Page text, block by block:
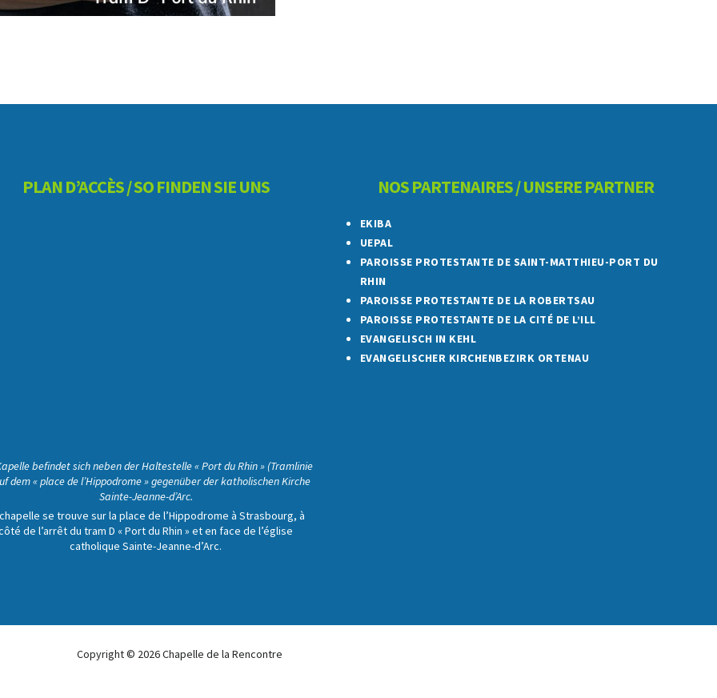
PLAN D’ACCÈS / SO FINDEN SIE UNS
befindet sich neben der Haltestelle « Port du Rhin » (Tramlinie
dem « place de l’Hippodrome » gegenüber der katholischen Kirche
Sainte-Jeanne-d’Arc.
se trouve sur la place de l’Hippodrome à Strasbourg, à
de l’arrêt du tram D « Port du Rhin » et en face de l’église
catholique Sainte-Jeanne-d’Arc.
NOS PARTENAIRES / UNSERE PARTNER
EKIBA
UEPAL
PAROISSE PROTESTANTE DE SAINT-MATTHIEU-PORT DU
RHIN
PAROISSE PROTESTANTE DE LA ROBERTSAU
PAROISSE PROTESTANTE DE LA CITÉ DE L’ILL
EVANGELISCH IN KEHL
EVANGELISCHER KIRCHENBEZIRK ORTENAU
Copyright © 2026 Chapelle de la Rencontre